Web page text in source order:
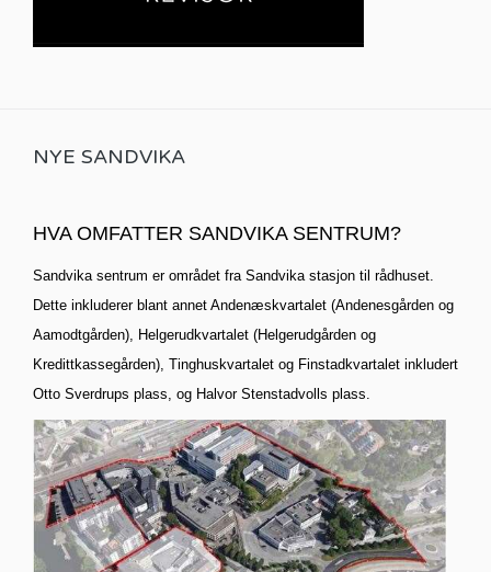
NYE SANDVIKA
HVA OMFATTER SANDVIKA SENTRUM?
Sandvika sentrum er området fra Sandvika stasjon til rådhuset.
Dette inkluderer blant annet Andenæskvartalet (Andenesgården og
Aamodtgården), Helgerudkvartalet (Helgerudgården og
Kredittkassegården), Tinghuskvartalet og Finstadkvartalet inkludert
Otto Sverdrups plass, og Halvor Stenstadvolls plass.